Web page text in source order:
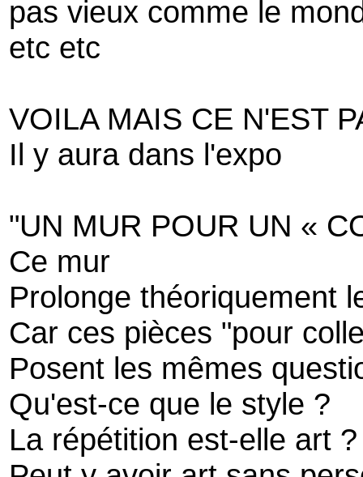
pas vieux comme le
etc etc
VOILA MAIS CE N'EST
Il y aura dans l'expo
"UN MUR POUR UN «
Ce mur
Prolonge théoriquement
Car ces pièces "pour
Posent les mêmes
Qu'est-ce que le style ?
La répétition est-elle art ?